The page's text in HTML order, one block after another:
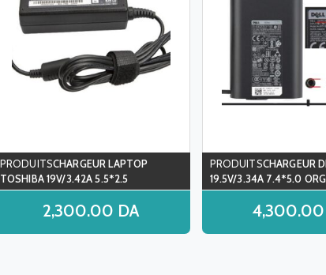
CHARGEUR LAPTOP
TOSHIBA 19V/3.42A 5.5*2.5
2,300.00 DA
CHARGEUR
19.5V/3.34A 7.4*5.0 ORG
4,300.00